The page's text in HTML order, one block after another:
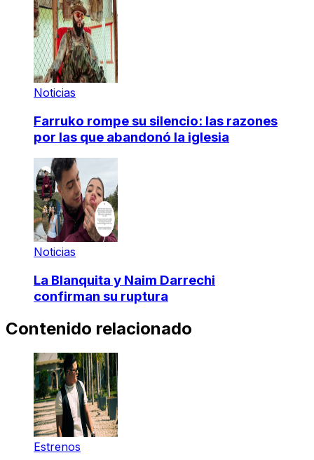
Noticias
Farruko rompe su silencio: las razones
por las que abandonó la iglesia
Noticias
La Blanquita y Naim Darrechi
confirman su ruptura
Contenido relacionado
Estrenos